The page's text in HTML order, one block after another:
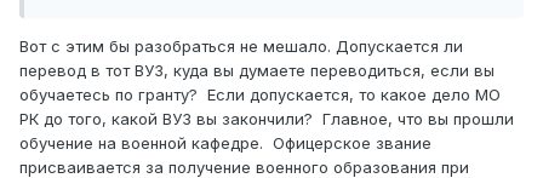
Вот с этим бы разобраться не мешало. Допускается ли
перевод в тот ВУЗ, куда вы думаете переводиться, если вы
обучаетесь по гранту? Если допускается, то какое дело МО
РК до того, какой ВУЗ вы закончили? Главное, что вы прошли
обучение на военной кафедре. Офицерское звание
присваивается за получение военного образования при